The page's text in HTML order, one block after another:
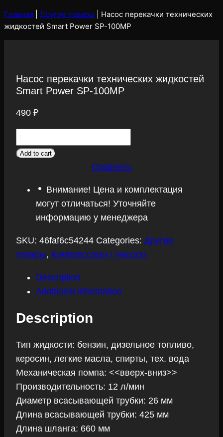
Главная Другие товары
Насос перекачки технических
жидкостей Smart Power SP-100MP
Насос перекачки технических жидкостей
Smart Power SP-100MP
490 ₽
перекачки
Smart
Power
quantity
Add to cart
Сравнить
Внимание! Цена и комплектация
могут отличаться! Уточняйте
информацию у менеджера
SKU: 46faf6c54244 Categories: Другие
товары, Компрессоры / Насосы
Description
Additional information
Description
Тип жидкости: бензин, дизельное топливо,
керосин, легкие масла, спирты, тех. вода
Механическая помпа: <<вверх-вниз>>
Производительность: 12 л/мин
Диаметр всасывающей трубки: 26 мм
Длина всасывающей трубки: 425 мм
Длина шланга: 660 мм